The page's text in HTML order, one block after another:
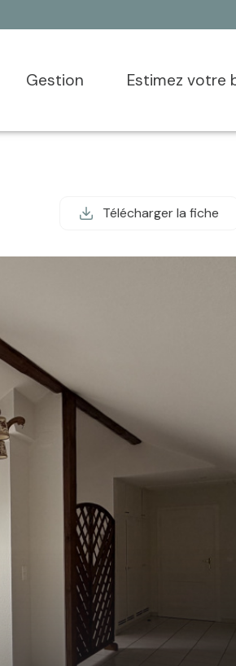
gestion estimez votre
Télécharger la fiche